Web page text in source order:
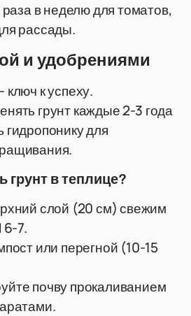
в неделю для томатов,
рассады.
и удобрениями
к успеху.
грунт каждые 2-3 года
гидропонику для
грунт в теплице?
слой (20 см) свежим
6-7.
или перегной (10-15
почву прокаливанием